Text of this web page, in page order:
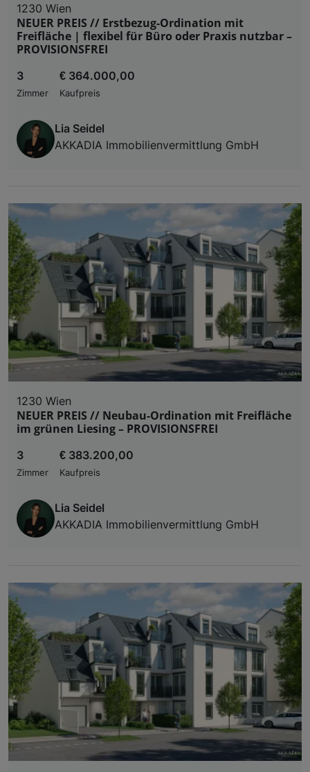
1230 Wien
NEUER PREIS // Erstbezug-Ordination mit
Freifläche | flexibel für Büro oder Praxis nutzbar –
PROVISIONSFREI
3
Zimmer
€ 364.000,00
Kaufpreis
Lia Seidel
AKKADIA Immobilienvermittlung GmbH
1230 Wien
NEUER PREIS // Neubau-Ordination mit Freifläche
im grünen Liesing – PROVISIONSFREI
3
Zimmer
€ 383.200,00
Kaufpreis
Lia Seidel
AKKADIA Immobilienvermittlung GmbH